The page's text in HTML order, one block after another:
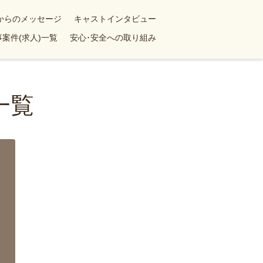
らのメッセージ
キャストインタビュー
案件(求人)一覧 安心･安全への取り組み
覧